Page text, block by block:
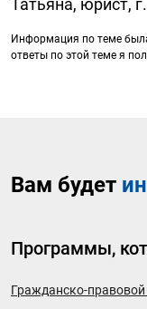
Информация по теме
ответы по этой теме я
Вам будет
Программы,
Гражданско-